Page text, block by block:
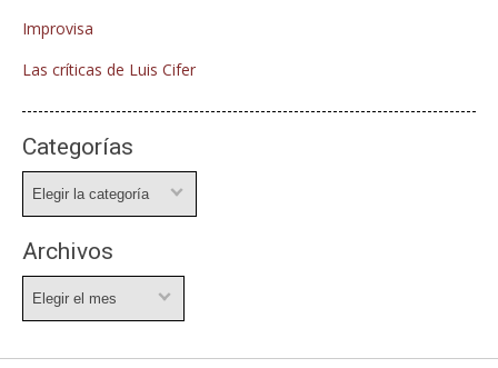
Improvisa
Las críticas de Luis Cifer
Categorías
Archivos